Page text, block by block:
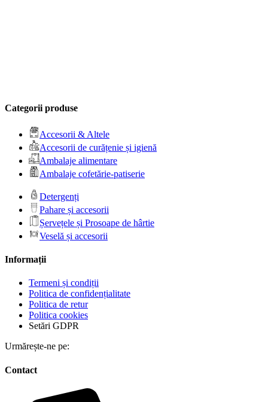
Categorii produse
Accesorii & Altele
Accesorii de curățenie și igienă
Ambalaje alimentare
Ambalaje cofetărie-patiserie
Detergenți
Pahare și accesorii
Șervețele și Prosoape de hârtie
Veselă și accesorii
Informații
Termeni și condiții
Politica de confidențialitate
Politica de retur
Politica cookies
Setări GDPR
Urmărește-ne pe:
Contact